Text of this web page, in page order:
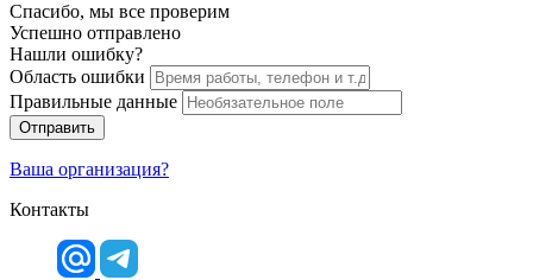
Спасибо, мы все проверим
Успешно отправлено
Нашли ошибку?
Область ошибки
Правильные данные
Отправить
Ваша организация?
Контакты